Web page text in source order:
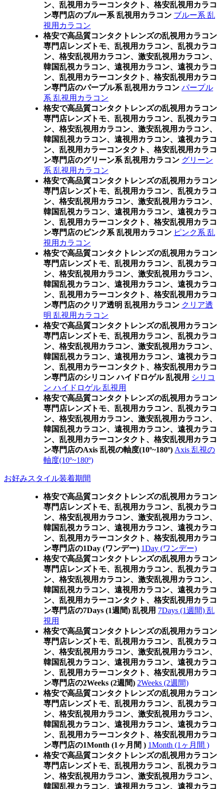
ン、乱視用カラーコンタクト、格安乱視用カラコ
ン専門店のブルー系 乱視用カラコン ブルー系 乱
視用カラコン
格安で高品質コンタクトレンズの乱視用カラコン
専門店レンズトモ、乱視用カラコン、乱視カラコ
ン、格安乱視用カラコン、激安乱視用カラコン、
韓国乱視カラコン、遠視用カラコン、遠視カラコ
ン、乱視用カラーコンタクト、格安乱視用カラコ
ン専門店のパープル系 乱視用カラコン パープル
系 乱視用カラコン
格安で高品質コンタクトレンズの乱視用カラコン
専門店レンズトモ、乱視用カラコン、乱視カラコ
ン、格安乱視用カラコン、激安乱視用カラコン、
韓国乱視カラコン、遠視用カラコン、遠視カラコ
ン、乱視用カラーコンタクト、格安乱視用カラコ
ン専門店のグリーン系 乱視用カラコン グリーン
系 乱視用カラコン
格安で高品質コンタクトレンズの乱視用カラコン
専門店レンズトモ、乱視用カラコン、乱視カラコ
ン、格安乱視用カラコン、激安乱視用カラコン、
韓国乱視カラコン、遠視用カラコン、遠視カラコ
ン、乱視用カラーコンタクト、格安乱視用カラコ
ン専門店のピンク系 乱視用カラコン ピンク系 乱
視用カラコン
格安で高品質コンタクトレンズの乱視用カラコン
専門店レンズトモ、乱視用カラコン、乱視カラコ
ン、格安乱視用カラコン、激安乱視用カラコン、
韓国乱視カラコン、遠視用カラコン、遠視カラコ
ン、乱視用カラーコンタクト、格安乱視用カラコ
ン専門店のクリア透明 乱視用カラコン クリア透
明 乱視用カラコン
格安で高品質コンタクトレンズの乱視用カラコン
専門店レンズトモ、乱視用カラコン、乱視カラコ
ン、格安乱視用カラコン、激安乱視用カラコン、
韓国乱視カラコン、遠視用カラコン、遠視カラコ
ン、乱視用カラーコンタクト、格安乱視用カラコ
ン専門店のシリコン ハイドロゲル 乱視用 シリコ
ン ハイドロゲル 乱視用
格安で高品質コンタクトレンズの乱視用カラコン
専門店レンズトモ、乱視用カラコン、乱視カラコ
ン、格安乱視用カラコン、激安乱視用カラコン、
韓国乱視カラコン、遠視用カラコン、遠視カラコ
ン、乱視用カラーコンタクト、格安乱視用カラコ
ン専門店のAxis 乱視の軸度(10º~180º) Axis 乱視の
軸度(10º~180º)
お好みスタイル装着期間
格安で高品質コンタクトレンズの乱視用カラコン
専門店レンズトモ、乱視用カラコン、乱視カラコ
ン、格安乱視用カラコン、激安乱視用カラコン、
韓国乱視カラコン、遠視用カラコン、遠視カラコ
ン、乱視用カラーコンタクト、格安乱視用カラコ
ン専門店の1Day (ワンデー) 1Day (ワンデー)
格安で高品質コンタクトレンズの乱視用カラコン
専門店レンズトモ、乱視用カラコン、乱視カラコ
ン、格安乱視用カラコン、激安乱視用カラコン、
韓国乱視カラコン、遠視用カラコン、遠視カラコ
ン、乱視用カラーコンタクト、格安乱視用カラコ
ン専門店の7Days (1週間) 乱視用 7Days (1週間) 乱
視用
格安で高品質コンタクトレンズの乱視用カラコン
専門店レンズトモ、乱視用カラコン、乱視カラコ
ン、格安乱視用カラコン、激安乱視用カラコン、
韓国乱視カラコン、遠視用カラコン、遠視カラコ
ン、乱視用カラーコンタクト、格安乱視用カラコ
ン専門店の2Weeks (2週間) 2Weeks (2週間)
格安で高品質コンタクトレンズの乱視用カラコン
専門店レンズトモ、乱視用カラコン、乱視カラコ
ン、格安乱視用カラコン、激安乱視用カラコン、
韓国乱視カラコン、遠視用カラコン、遠視カラコ
ン、乱視用カラーコンタクト、格安乱視用カラコ
ン専門店の1Month (1ヶ月間 ) 1Month (1ヶ月間 )
格安で高品質コンタクトレンズの乱視用カラコン
専門店レンズトモ、乱視用カラコン、乱視カラコ
ン、格安乱視用カラコン、激安乱視用カラコン、
韓国乱視カラコン、遠視用カラコン、遠視カラコ